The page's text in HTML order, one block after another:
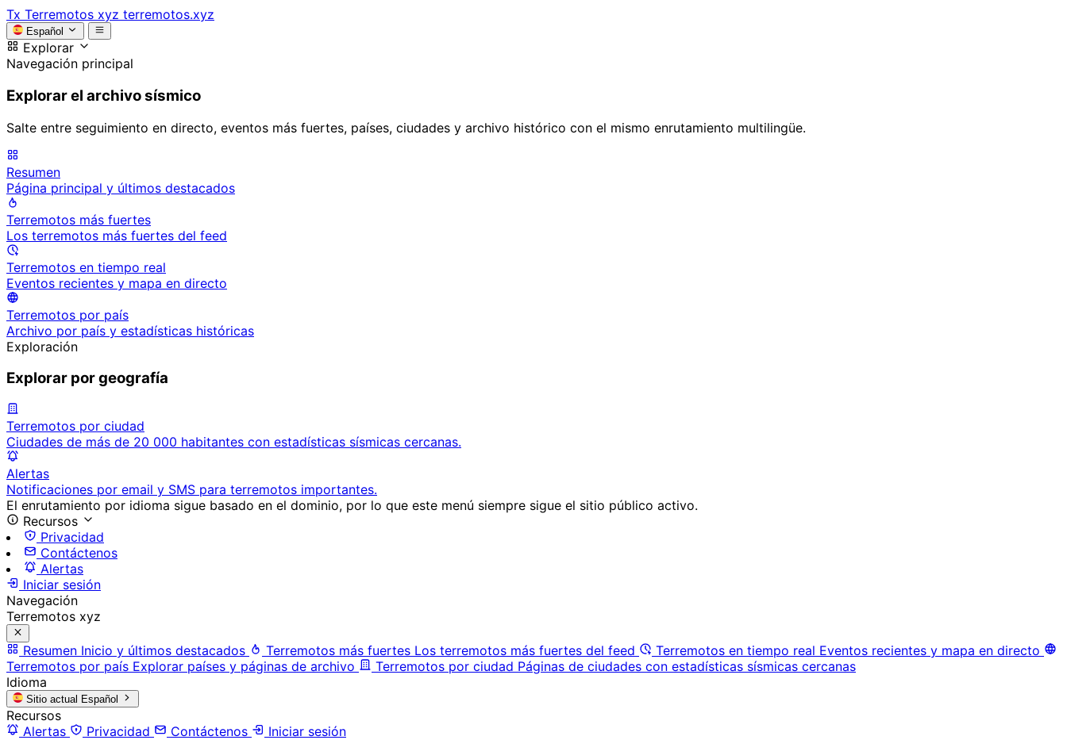
Tx Terremotos xyz terremotos.xyz
Español
Explorar
Navegación principal
Explorar el archivo sísmico
Salte entre seguimiento en directo, eventos más fuertes, países, ciudades y archivo histórico con el mismo enrutamiento multilingüe.
Resumen
Página principal y últimos destacados
Terremotos más fuertes
Los terremotos más fuertes del feed
Terremotos en tiempo real
Eventos recientes y mapa en directo
Terremotos por país
Archivo por país y estadísticas históricas
Exploración
Explorar por geografía
Terremotos por ciudad
Ciudades de más de 20 000 habitantes con estadísticas sísmicas cercanas.
Alertas
Notificaciones por email y SMS para terremotos importantes.
El enrutamiento por idioma sigue basado en el dominio, por lo que este menú siempre sigue el sitio público activo.
Recursos
Privacidad
Contáctenos
Alertas
Iniciar sesión
Navegación
Terremotos xyz
Resumen Inicio y últimos destacados Terremotos más fuertes Los terremotos más fuertes del feed Terremotos en tiempo real Eventos recientes y mapa en directo
Terremotos por país Explorar países y páginas de archivo Terremotos por ciudad Páginas de ciudades con estadísticas sísmicas cercanas
Idioma
Sitio actual Español
Recursos
Alertas
Privacidad Contáctenos
Iniciar sesión